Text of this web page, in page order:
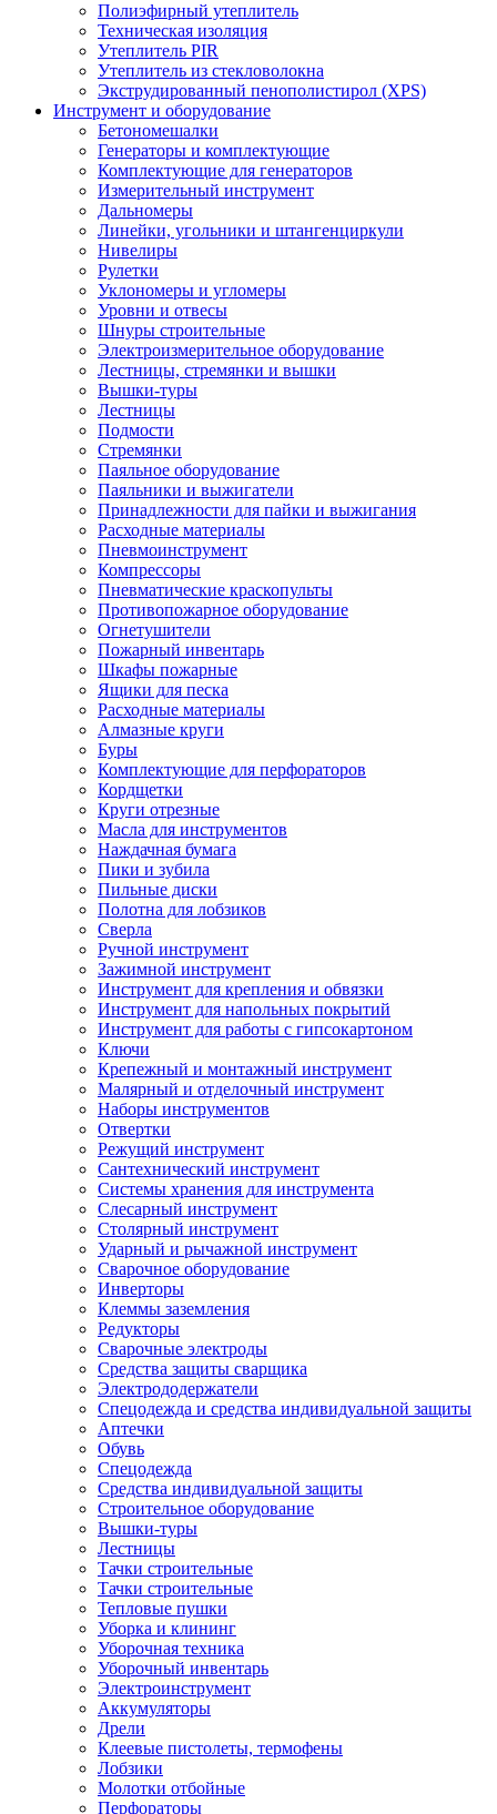
Полиэфирный утеплитель
Техническая изоляция
Утеплитель PIR
Утеплитель из стекловолокна
Экструдированный пенополистирол (XPS)
Инструмент и оборудование
Бетономешалки
Генераторы и комплектующие
Комплектующие для генераторов
Измерительный инструмент
Дальномеры
Линейки, угольники и штангенциркули
Нивелиры
Рулетки
Уклономеры и угломеры
Уровни и отвесы
Шнуры строительные
Электроизмерительное оборудование
Лестницы, стремянки и вышки
Вышки-туры
Лестницы
Подмости
Стремянки
Паяльное оборудование
Паяльники и выжигатели
Принадлежности для пайки и выжигания
Расходные материалы
Пневмоинструмент
Компрессоры
Пневматические краскопульты
Противопожарное оборудование
Огнетушители
Пожарный инвентарь
Шкафы пожарные
Ящики для песка
Расходные материалы
Алмазные круги
Буры
Комплектующие для перфораторов
Кордщетки
Круги отрезные
Масла для инструментов
Наждачная бумага
Пики и зубила
Пильные диски
Полотна для лобзиков
Сверла
Ручной инструмент
Зажимной инструмент
Инструмент для крепления и обвязки
Инструмент для напольных покрытий
Инструмент для работы с гипсокартоном
Ключи
Крепежный и монтажный инструмент
Малярный и отделочный инструмент
Наборы инструментов
Отвертки
Режущий инструмент
Сантехнический инструмент
Системы хранения для инструмента
Слесарный инструмент
Столярный инструмент
Ударный и рычажной инструмент
Сварочное оборудование
Инверторы
Клеммы заземления
Редукторы
Сварочные электроды
Средства защиты сварщика
Электрододержатели
Спецодежда и средства индивидуальной защиты
Аптечки
Обувь
Спецодежда
Средства индивидуальной защиты
Строительное оборудование
Вышки-туры
Лестницы
Тачки строительные
Тачки строительные
Тепловые пушки
Уборка и клининг
Уборочная техника
Уборочный инвентарь
Электроинструмент
Аккумуляторы
Дрели
Клеевые пистолеты, термофены
Лобзики
Молотки отбойные
Перфораторы